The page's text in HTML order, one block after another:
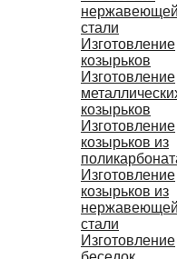
стали
Изготовление
козырьков
Изготовление
козырьков
Изготовление
козырьков из
Изготовление
козырьков из
стали
Изготовление